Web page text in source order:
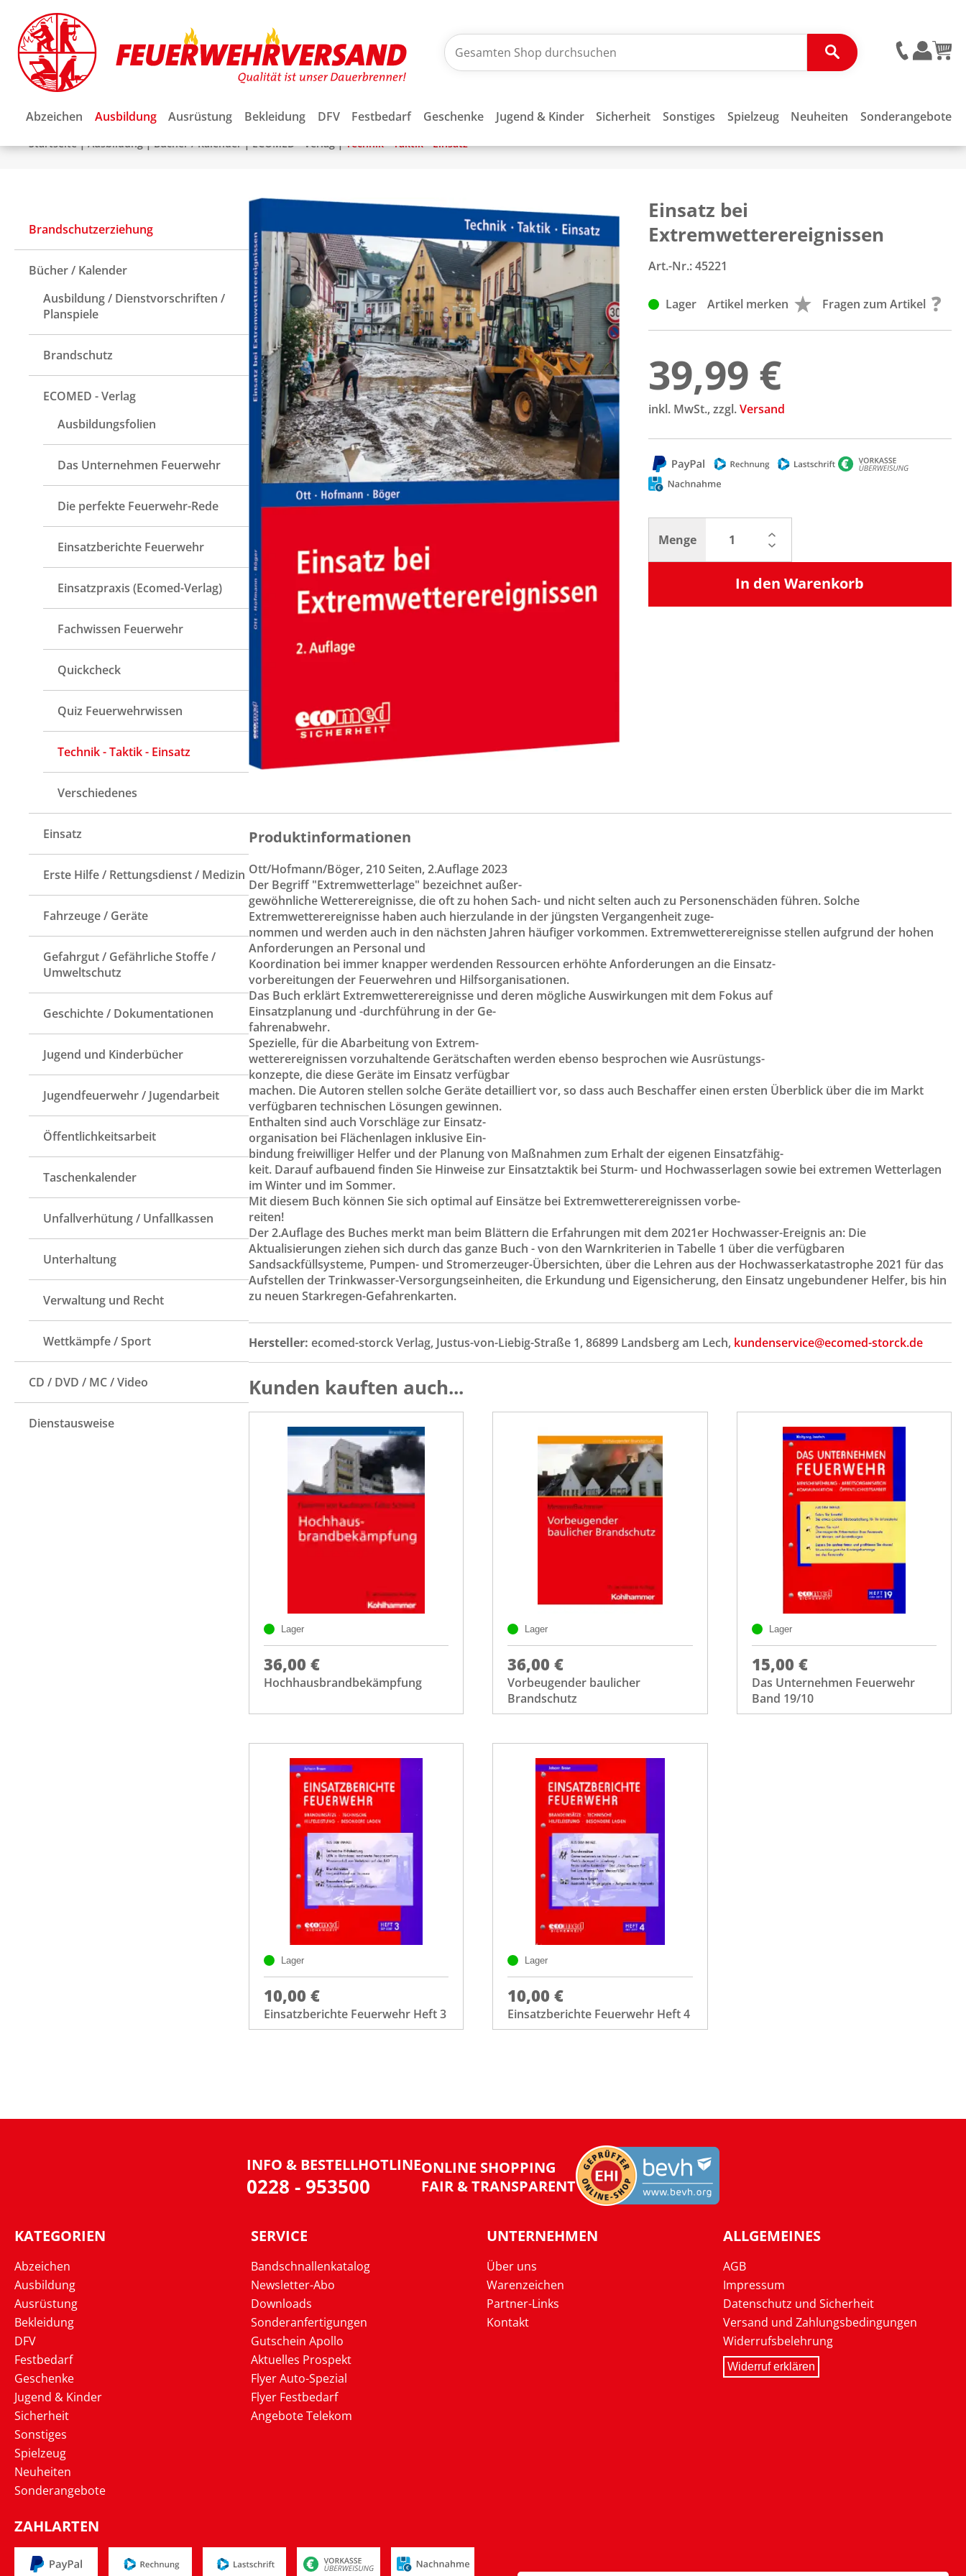
Abzeichen Ausbildung Ausrüstung Bekleidung DFV Festbedarf Geschenke Jugend & Kinder Sicherheit Sonstiges Spielzeug Neuheiten Sonderangebote
Startseite|Ausbildung|Bücher / Kalender|ECOMED - Verlag|Technik - Taktik - Einsatz
Brandschutzerziehung
Bücher / Kalender
Ausbildung / Dienstvorschriften /
Planspiele
Brandschutz
ECOMED - Verlag
Ausbildungsfolien
Das Unternehmen Feuerwehr
Die perfekte Feuerwehr-Rede
Einsatzberichte Feuerwehr
Einsatzpraxis (Ecomed-Verlag)
Fachwissen Feuerwehr
Quickcheck
Quiz Feuerwehrwissen
Technik - Taktik - Einsatz
Verschiedenes
Einsatz
Erste Hilfe / Rettungsdienst / Medizin
Fahrzeuge / Geräte
Gefahrgut / Gefährliche Stoffe /
Umweltschutz
Geschichte / Dokumentationen
Jugend und Kinderbücher
Jugendfeuerwehr / Jugendarbeit
Öffentlichkeitsarbeit
Taschenkalender
Unfallverhütung / Unfallkassen
Unterhaltung
Verwaltung und Recht
Wettkämpfe / Sport
CD / DVD / MC / Video
Dienstausweise
Einsatz bei
Extremwetterereignissen
Art.-Nr.:45221
Lager Artikel merken Fragen zum Artikel
39,99 €
inkl. MwSt., zzgl.Versand
Menge
In den Warenkorb
Produktinformationen
Ott/Hofmann/Böger, 210 Seiten, 2.Auflage 2023
Der Begriff "Extremwetterlage" bezeichnet außer-
gewöhnliche Wetterereignisse, die oft zu hohen Sach- und nicht selten auch zu Personenschäden führen. Solche
Extremwetterereignisse haben auch hierzulande in der jüngsten Vergangenheit zuge-
nommen und werden auch in den nächsten Jahren häufiger vorkommen. Extremwetterereignisse stellen aufgrund der hohen
Anforderungen an Personal und
Koordination bei immer knapper werdenden Ressourcen erhöhte Anforderungen an die Einsatz-
vorbereitungen der Feuerwehren und Hilfsorganisationen.
Das Buch erklärt Extremwetterereignisse und deren mögliche Auswirkungen mit dem Fokus auf
Einsatzplanung und -durchführung in der Ge-
fahrenabwehr.
Spezielle, für die Abarbeitung von Extrem-
wetterereignissen vorzuhaltende Gerätschaften werden ebenso besprochen wie Ausrüstungs-
konzepte, die diese Geräte im Einsatz verfügbar
machen. Die Autoren stellen solche Geräte detailliert vor, so dass auch Beschaffer einen ersten Überblick über die im Markt
verfügbaren technischen Lösungen gewinnen.
Enthalten sind auch Vorschläge zur Einsatz-
organisation bei Flächenlagen inklusive Ein-
bindung freiwilliger Helfer und der Planung von Maßnahmen zum Erhalt der eigenen Einsatzfähig-
keit. Darauf aufbauend finden Sie Hinweise zur Einsatztaktik bei Sturm- und Hochwasserlagen sowie bei extremen Wetterlagen
im Winter und im Sommer.
Mit diesem Buch können Sie sich optimal auf Einsätze bei Extremwetterereignissen vorbe-
reiten!
Der 2.Auflage des Buches merkt man beim Blättern die Erfahrungen mit dem 2021er Hochwasser-Ereignis an: Die
Aktualisierungen ziehen sich durch das ganze Buch - von den Warnkriterien in Tabelle 1 über die verfügbaren
Sandsackfüllsysteme, Pumpen- und Stromerzeuger-Übersichten, über die Lehren aus der Hochwasserkatastrophe 2021 für das
Aufstellen der Trinkwasser-Versorgungseinheiten, die Erkundung und Eigensicherung, den Einsatz ungebundener Helfer, bis hin
zu neuen Starkregen-Gefahrenkarten.
Hersteller: ecomed-storck Verlag, Justus-von-Liebig-Straße 1, 86899 Landsberg am Lech, kundenservice@ecomed-storck.de
Kunden kauften auch...
Lager
36,00 €
Hochhausbrandbekämpfung
Lager
36,00 €
Vorbeugender baulicher
Brandschutz
Lager
15,00 €
Das Unternehmen Feuerwehr
Band 19/10
Lager
10,00 €
Einsatzberichte Feuerwehr Heft 3
Lager
10,00 €
Einsatzberichte Feuerwehr Heft 4
INFO & BESTELLHOTLINE
0228 - 953500
ONLINE SHOPPING
FAIR & TRANSPARENT
KATEGORIEN
Abzeichen
Ausbildung
Ausrüstung
Bekleidung
DFV
Festbedarf
Geschenke
Jugend & Kinder
Sicherheit
Sonstiges
Spielzeug
Neuheiten
Sonderangebote
SERVICE
Bandschnallenkatalog
Newsletter-Abo
Downloads
Sonderanfertigungen
Gutschein Apollo
Aktuelles Prospekt
Flyer Auto-Spezial
Flyer Festbedarf
Angebote Telekom
UNTERNEHMEN
Über uns
Warenzeichen
Partner-Links
Kontakt
ALLGEMEINES
AGB
Impressum
Datenschutz und Sicherheit
Versand und Zahlungsbedingungen
Widerrufsbelehrung
Widerruf erklären
ZAHLARTEN